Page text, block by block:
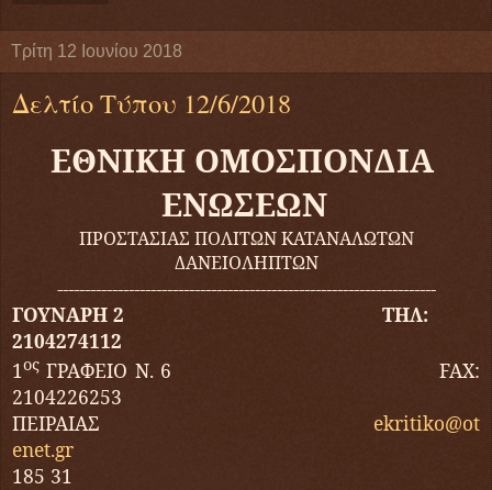
Τρίτη 12 Ιουνίου 2018
Δελτίο Τύπου 12/6/2018
ΕΘΝΙΚΗ ΟΜΟΣΠΟΝΔΙΑ
ΕΝΩΣΕΩΝ
ΠΡΟΣΤΑΣΙΑΣ ΠΟΛΙΤΩΝ ΚΑΤΑΝΑΛΩΤΩΝ
ΔΑΝΕΙΟΛΗΠΤΩΝ
---------------------------------------------------------------------
ΓΟΥΝΑΡΗ 2 ΤΗΛ:
2104274112
1ος ΓΡΑΦΕΙΟ Ν. 6 FAX:
2104226253
ΠΕΙΡΑΙΑΣ ekritiko@ot
enet.gr
185 31